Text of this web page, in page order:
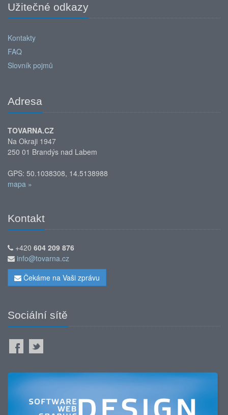
Užitečné odkazy
Kontakty
FAQ
Slovník pojmů
Adresa
TOVARNA.CZ
Na Okraji 1947
250 01 Brandýs nad Labem
GPS: 50.1038308, 14.5138988
mapa »
Kontakt
+420 604 209 876
info@tovarna.cz
Čekáme na Vaši zprávu
Sociální sítě